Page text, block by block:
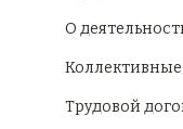
О
Трудовой